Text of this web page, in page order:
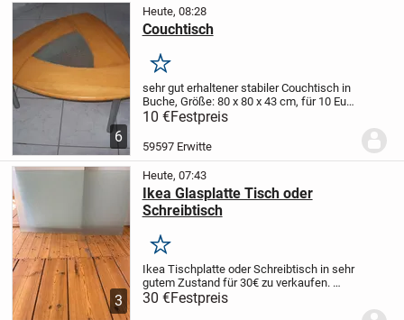
6
Heute, 08:28
Couchtisch
Merken
sehr gut erhaltener stabiler Couchtisch in
Buche, Größe: 80 x 80 x 43 cm, für 10 Euro
ab Erwitte abzugeben.
Phono-/Fernsehtisch gleicher Optik ist
auch noch vorhanden.
10 €Festpreis
59597 Erwitte
3
Heute, 07:43
Ikea Glasplatte Tisch oder
Schreibtisch
Merken
Ikea Tischplatte oder Schreibtisch in sehr
gutem Zustand für 30€ zu verkaufen.
Transport und Abholung muss
eigenständig organisiert werden.
30 €Festpreis